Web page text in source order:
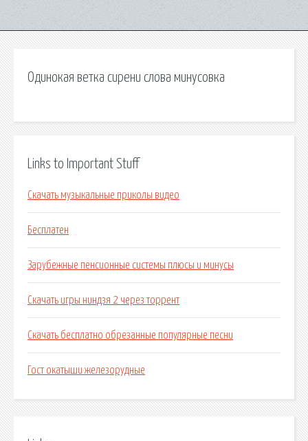
Одинокая ветка сирени слова минусовка
Links to Important Stuff
Скачать музыкальные приколы видео
Бесплатен
Зарубежные пенсионные системы плюсы и минусы
Скачать игры ниндзя 2 через торрент
Скачать бесплатно обрезанные популярные песни
Гост окатыши железорудные